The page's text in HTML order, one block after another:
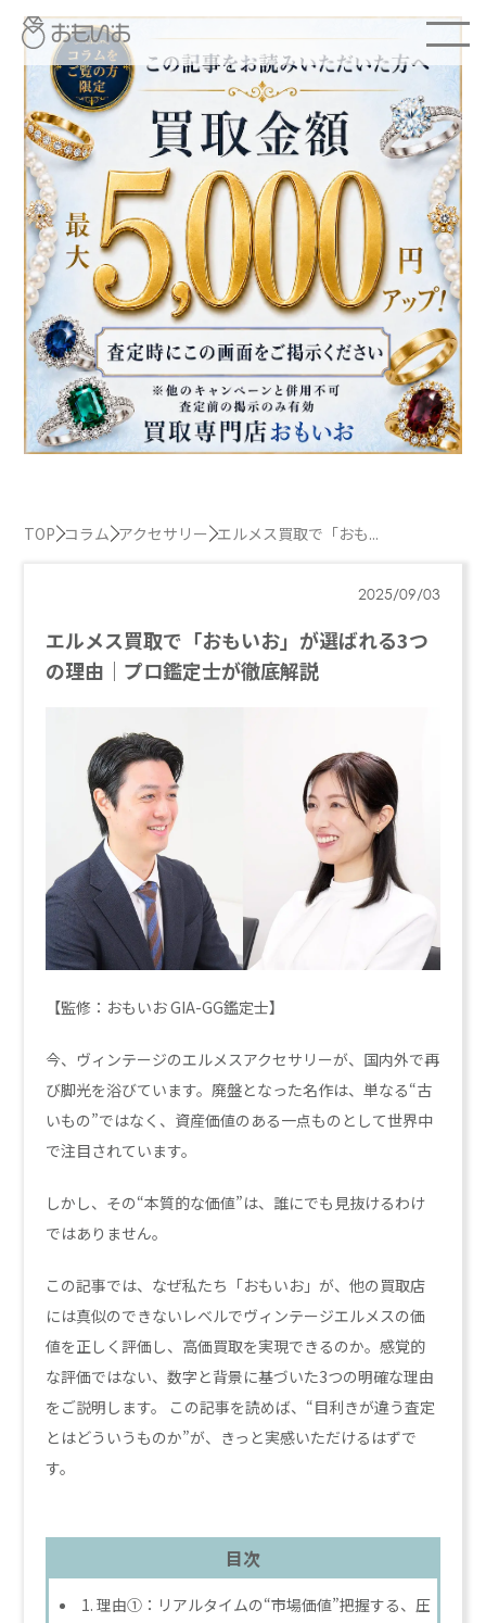
TOP コラム アクセサリー エルメス買取で「おも...
2025/09/03
エルメス買取で「おもいお」が選ばれる3つ
の理由｜プロ鑑定士が徹底解説
【監修：おもいお GIA-GG鑑定士】
今、ヴィンテージのエルメスアクセサリーが、国内外で再
び脚光を浴びています。廃盤となった名作は、単なる“古
いもの”ではなく、資産価値のある一点ものとして世界中
で注目されています。
しかし、その“本質的な価値”は、誰にでも見抜けるわけ
ではありません。
この記事では、なぜ私たち「おもいお」が、他の買取店
には真似のできないレベルでヴィンテージエルメスの価
値を正しく評価し、高価買取を実現できるのか。感覚的
な評価ではない、数字と背景に基づいた3つの明確な理由
をご説明します。 この記事を読めば、“目利きが違う査定
とはどういうものか”が、きっと実感いただけるはずで
す。
目次
1. 理由①：リアルタイムの“市場価値”把握する、圧